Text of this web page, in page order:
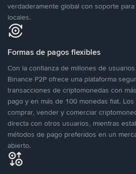
verdaderamente global con soporte
locales.
Formas de pagos flexibles
Con la confianza de millones de
Binance P2P ofrece una plataforma
transacciones de criptomonedas con
pago y en más de 100 monedas fiat.
comprar, vender y comerciar
directa con otros usuarios, mientras
métodos de pago preferidos en un
abierto.